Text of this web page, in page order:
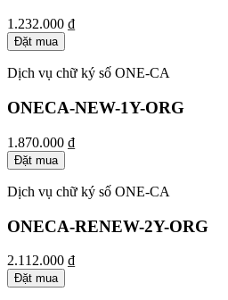
1.232.000 ₫
Đặt mua
Dịch vụ chữ ký số ONE-CA
ONECA-NEW-1Y-ORG
1.870.000 ₫
Đặt mua
Dịch vụ chữ ký số ONE-CA
ONECA-RENEW-2Y-ORG
2.112.000 ₫
Đặt mua